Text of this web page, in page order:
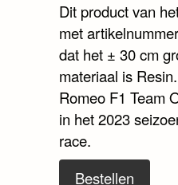
Dit product van
met
dat het ± 30 cm
materiaal is
Romeo F1 Team
in het 2023
race.
Bestellen